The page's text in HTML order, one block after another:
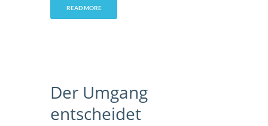
READ MORE
Der Umgang
entscheidet